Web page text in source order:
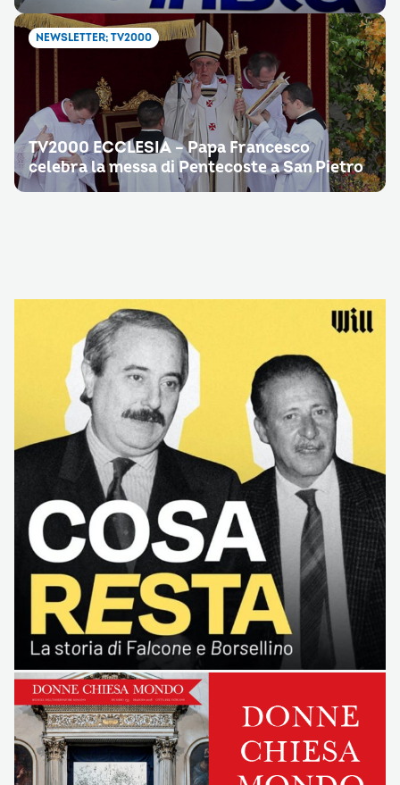
NEWSLETTER; TV2000
TV2000 ECCLESIA – Papa Francesco
celebra la messa di Pentecoste a San Pietro